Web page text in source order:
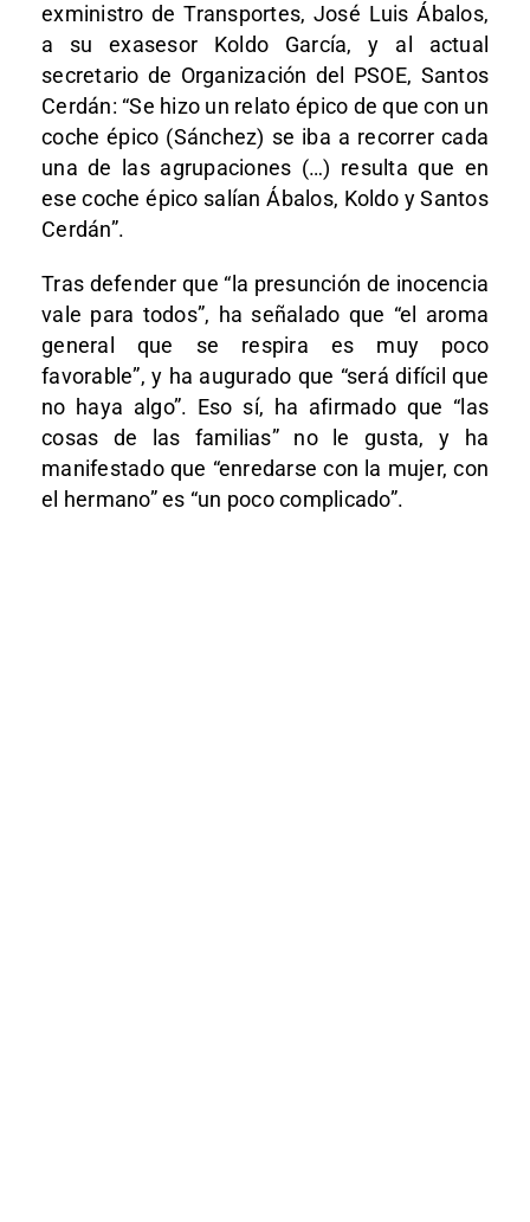
exministro de Transportes, José Luis Ábalos,
a su exasesor Koldo García, y al actual
secretario de Organización del PSOE, Santos
Cerdán: “Se hizo un relato épico de que con un
coche épico (Sánchez) se iba a recorrer cada
una de las agrupaciones (…) resulta que en
ese coche épico salían Ábalos, Koldo y Santos
Cerdán”.
Tras defender que “la presunción de inocencia
vale para todos”, ha señalado que “el aroma
general que se respira es muy poco
favorable”, y ha augurado que “será difícil que
no haya algo”. Eso sí, ha afirmado que “las
cosas de las familias” no le gusta, y ha
manifestado que “enredarse con la mujer, con
el hermano” es “un poco complicado”.